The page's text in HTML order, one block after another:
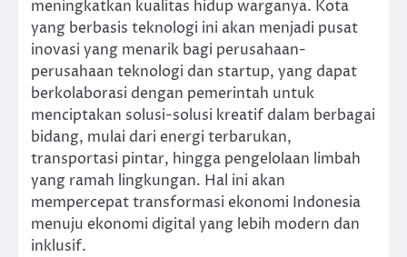
meningkatkan kualitas hidup warganya. Kota
yang berbasis teknologi ini akan menjadi pusat
inovasi yang menarik bagi perusahaan-
perusahaan teknologi dan startup, yang dapat
berkolaborasi dengan pemerintah untuk
menciptakan solusi-solusi kreatif dalam berbagai
bidang, mulai dari energi terbarukan,
transportasi pintar, hingga pengelolaan limbah
yang ramah lingkungan. Hal ini akan
mempercepat transformasi ekonomi Indonesia
menuju ekonomi digital yang lebih modern dan
inklusif.